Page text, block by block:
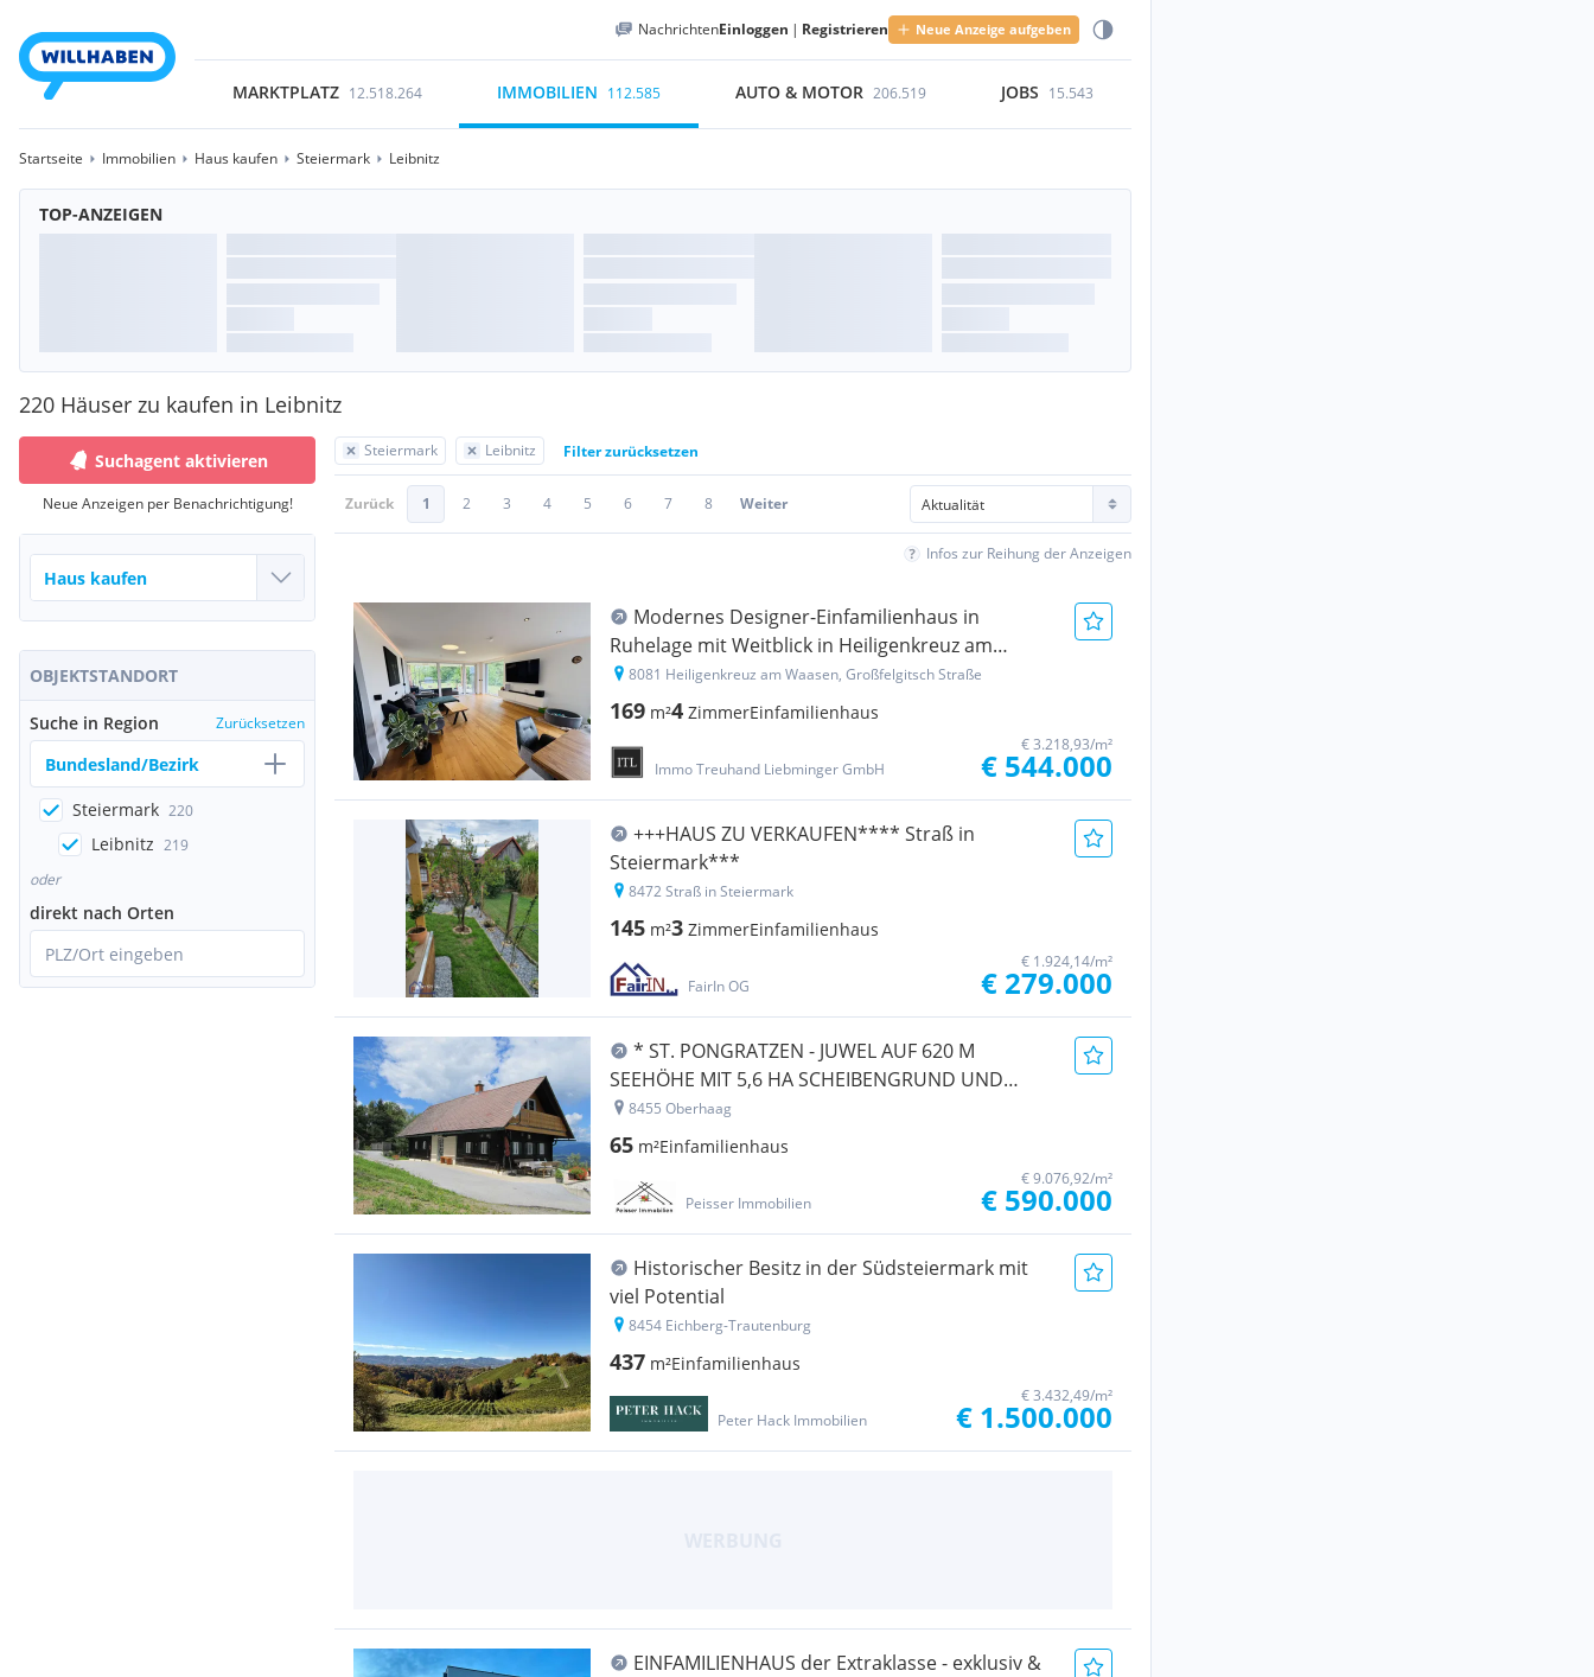
NachrichtenEinloggen | Registrieren Neue Anzeige aufgeben
MARKTPLATZ 12.518.264 IMMOBILIEN 112.585 AUTO & MOTOR 206.519 JOBS 15.543
Startseite Immobilien Haus kaufen Steiermark Leibnitz
TOP-ANZEIGEN
220 Häuser zu kaufen in Leibnitz
Suchagent aktivieren
Neue Anzeigen per Benachrichtigung!
OBJEKTSTANDORT
Suche in Region Zurücksetzen
Bundesland/Bezirk
Steiermark 220
Leibnitz 219
oder
direkt nach Orten
PLZ/Ort eingeben
Steiermark Leibnitz Filter zurücksetzen
Zurück 1 2 3 4 5 6 7 8 Weiter
Infos zur Reihung der Anzeigen
Modernes Designer-Einfamilienhaus in
Ruhelage mit Weitblick in Heiligenkreuz am
Waasen
8081 Heiligenkreuz am Waasen, Großfelgitsch Straße
169 m²4 ZimmerEinfamilienhaus
Immo Treuhand Liebminger GmbH
€ 3.218,93/m²
€ 544.000
+++HAUS ZU VERKAUFEN**** Straß in
Steiermark***
8472 Straß in Steiermark
145 m²3 ZimmerEinfamilienhaus
FairIn OG
€ 1.924,14/m²
€ 279.000
* ST. PONGRATZEN - JUWEL AUF 620 M
SEEHÖHE MIT 5,6 HA SCHEIBENGRUND UND
NEBENGEBÄUDE IN RUHE - EINZELLAGE MIT
TRAUMHAFTER AUSSICHT *
8455 Oberhaag
65 m²Einfamilienhaus
Peisser Immobilien
€ 9.076,92/m²
€ 590.000
Historischer Besitz in der Südsteiermark mit
viel Potential
8454 Eichberg-Trautenburg
437 m²Einfamilienhaus
Peter Hack Immobilien
€ 3.432,49/m²
€ 1.500.000
EINFAMILIENHAUS der Extraklasse - exklusiv &